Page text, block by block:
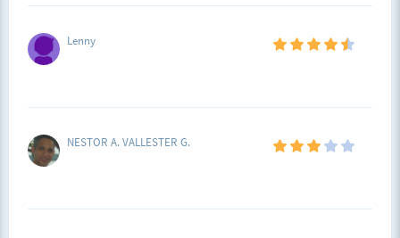
Lenny
NESTOR A. VALLESTER G.